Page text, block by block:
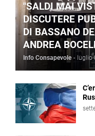
"SALDI MAI
DISCUTERE
DI BASSANO
ANDREA
Info Consapevole - luglio